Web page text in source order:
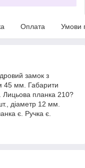
Оплата Умови
замок з
45 мм. Габарити
планка 210?
діаметр 12 мм.
є. Ручка є.